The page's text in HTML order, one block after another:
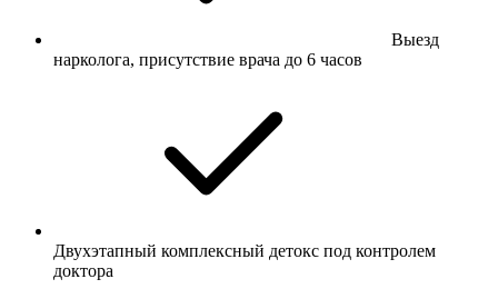
Выезд
нарколога, присутствие врача до 6 часов
Двухэтапный комплексный детокс под контролем
доктора